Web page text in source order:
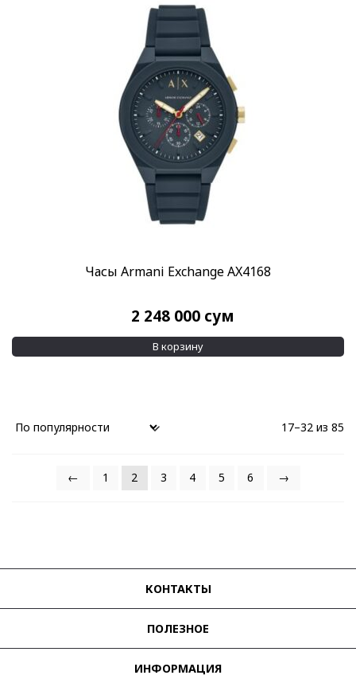
Часы Armani Exchange AX4168
2 248 000 сум
В корзину
17–32 из 85
← 1 2 3 4 5 6 →
КОНТАКТЫ
ПОЛЕЗНОЕ
ИНФОРМАЦИЯ